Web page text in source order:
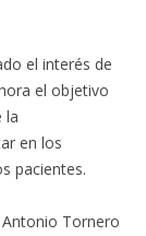
el interés de
el objetivo
la
en los
pacientes.
Antonio Tornero